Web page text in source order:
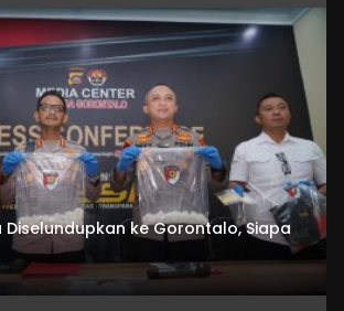
Diselundupkan ke Gorontalo, Siapa